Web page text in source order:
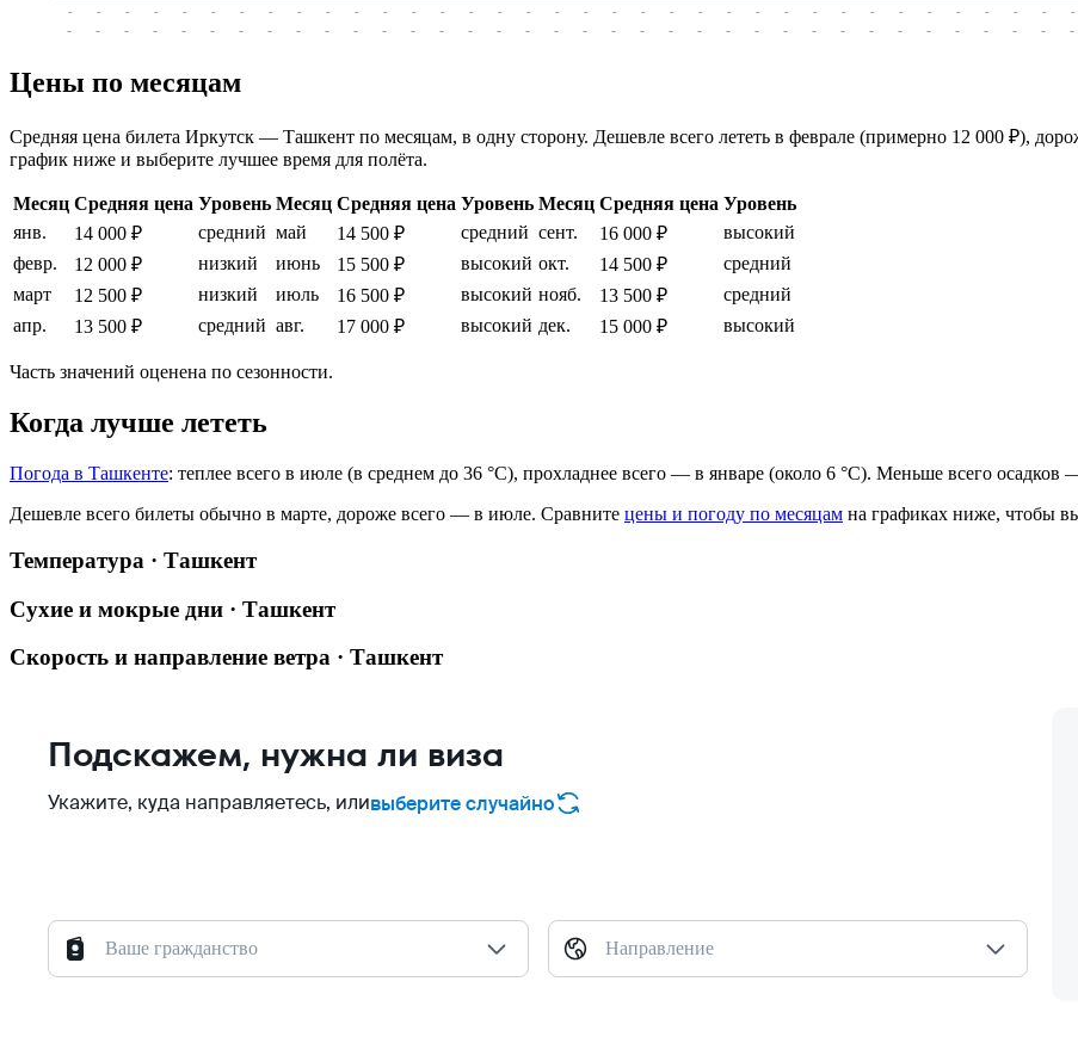
-
-
-
-
-
-
-
-
-
-
-
-
-
-
-
-
-
-
-
-
-
-
-
-
-
-
-
-
-
-
-
-
-
-
-
-
-
-
-
-
-
-
-
-
-
-
-
-
-
-
-
-
-
-
-
-
-
-
-
-
-
-
-
-
-
-
-
-
-
-
-
-
Цены по месяцам
Средняя цена билета Иркутск — Ташкент по месяцам, в одну сторону. Дешевле всего лететь в феврале (примерно 12 000 ₽),
график ниже и выберите лучшее время для полёта.
Месяц Средняя цена Уровень Месяц Средняя цена Уровень Месяц Средняя цена Уровень
янв.
14 000 ₽ средний май 14 500 ₽ средний сент. 16 000 ₽
высокий
февр.
12 000 ₽ низкий июнь 15 500 ₽ высокий окт. 14 500 ₽
средний
март
12 500 ₽ низкий июль 16 500 ₽ высокий нояб. 13 500 ₽
средний
апр.
13 500 ₽ средний авг. 17 000 ₽ высокий дек. 15 000 ₽ высокий
Часть значений оценена по сезонности.
Когда лучше лететь
Погода в Ташкенте: теплее всего в июле (в среднем до 36 °C), прохладнее всего — в январе (около 6 °C). Меньше всего осадков
Дешевле всего билеты обычно в марте, дороже всего — в июле. Сравните цены и погоду по месяцам на графиках ниже, чтобы
Температура · Ташкент
Сухие и мокрые дни · Ташкент
Скорость и направление ветра · Ташкент
Подскажем, нужна ли виза
Укажите, куда направляетесь, иливыберите случайно
Ваше гражданство Направление